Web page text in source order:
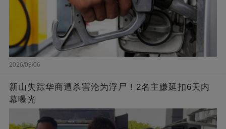
2026/08/06
新山失踪华商遭杀害沦为浮尸！2名主嫌延扣6天内
幕曝光